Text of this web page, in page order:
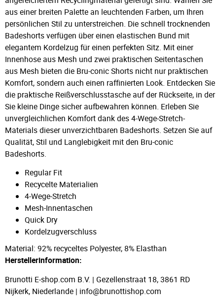
aus einer breiten Palette an leuchtenden Farben, um Ihren
persönlichen Stil zu unterstreichen. Die schnell trocknenden
Badeshorts verfügen über einen elastischen Bund mit
elegantem Kordelzug für einen perfekten Sitz. Mit einer
Innenhose aus Mesh und zwei praktischen Seitentaschen
aus Mesh bieten die Bru-conic Shorts nicht nur praktischen
Komfort, sondern auch einen raffinierten Look. Entdecken Sie
die praktische Reißverschlusstasche auf der Rückseite, in der
Sie kleine Dinge sicher aufbewahren können. Erleben Sie
unvergleichlichen Komfort dank des 4-Wege-Stretch-
Materials dieser unverzichtbaren Badeshorts. Setzen Sie auf
Qualität, Stil und Langlebigkeit mit den Bru-conic
Badeshorts.
Regular Fit
Recycelte Materialien
4-Wege-Stretch
Mesh-Innentaschen
Quick Dry
Kordelzugverschluss
Material: 92% recyceltes Polyester, 8% Elasthan
Herstellerinformation:
Brunotti E-shop.com B.V. | Gezellenstraat 18, 3861 RD
Nijkerk, Niederlande | info@brunottishop.com